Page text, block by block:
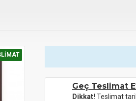
Geç Teslimat
Dikkat! Teslimat